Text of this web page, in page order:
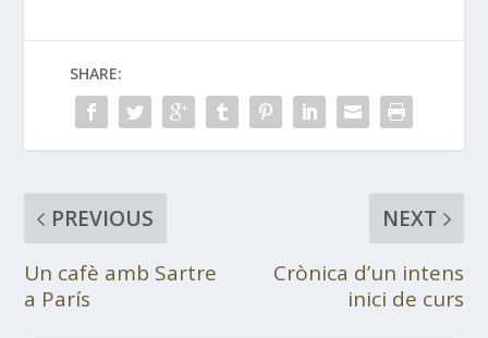
SHARE:
PREVIOUS
Un cafè amb Sartre
a París
NEXT
Crònica d’un intens
inici de curs